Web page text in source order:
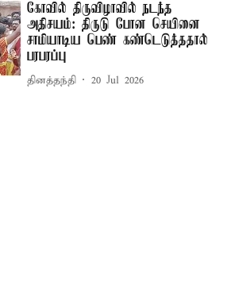
கோவில் திருவிழாவில் நடந்த
அதிசயம்: திருடு போன செயினை
சாமியாடிய பெண் கண்டெடுத்ததால்
பரபரப்பு
தினத்தந்தி 20 Jul 2026